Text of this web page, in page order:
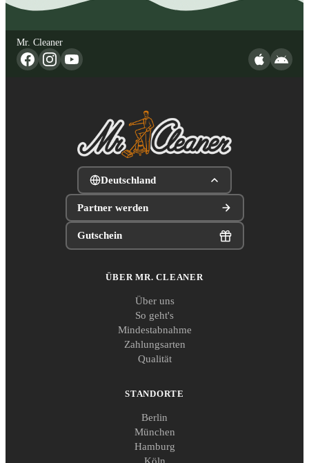
Mr. Cleaner
Deutschland
Partner werden
Gutschein
ÜBER MR. CLEANER
Über uns
So geht's
Mindestabnahme
Zahlungsarten
Qualität
STANDORTE
Berlin
München
Hamburg